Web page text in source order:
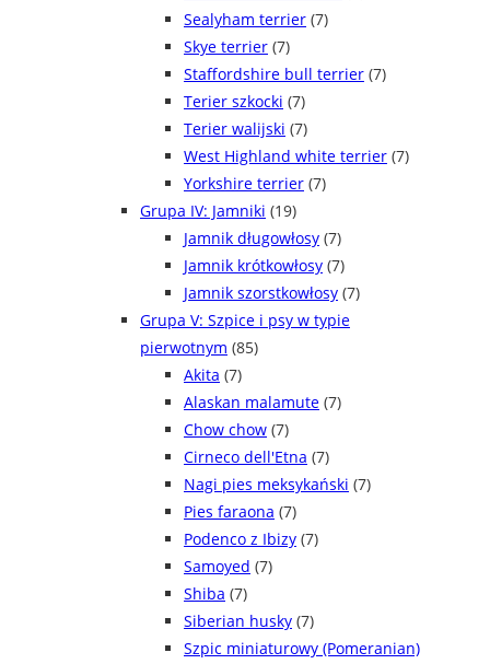
Sealyham terrier (7)
Skye terrier (7)
Staffordshire bull terrier (7)
Terier szkocki (7)
Terier walijski (7)
West Highland white terrier (7)
Yorkshire terrier (7)
Grupa IV: Jamniki (19)
Jamnik długowłosy (7)
Jamnik krótkowłosy (7)
Jamnik szorstkowłosy (7)
Grupa V: Szpice i psy w typie
pierwotnym (85)
Akita (7)
Alaskan malamute (7)
Chow chow (7)
Cirneco dell'Etna (7)
Nagi pies meksykański (7)
Pies faraona (7)
Podenco z Ibizy (7)
Samoyed (7)
Shiba (7)
Siberian husky (7)
Szpic miniaturowy (Pomeranian)